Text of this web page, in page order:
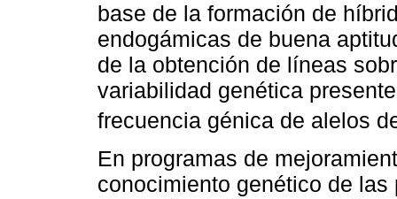
base de la formación de
endogámicas de buena
de la obtención de líneas
variabilidad genética
frecuencia génica de alelos
En programas de
conocimiento genético de